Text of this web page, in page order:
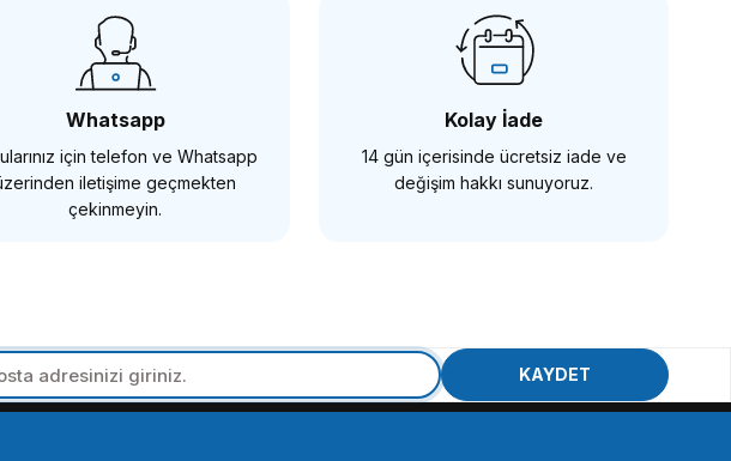
EKLE
TL
Whatsapp
için telefon ve Whatsapp
iletişime geçmekten
çekinmeyin.
Kolay İade
14 gün içerisinde ücretsiz iade ve
değişim hakkı sunuyoruz.
KAYDET